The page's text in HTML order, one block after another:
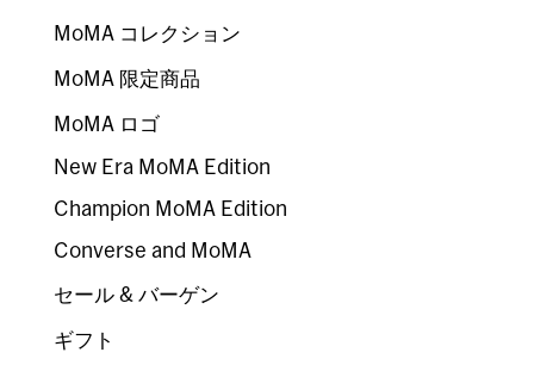
MoMA コレクション
MoMA 限定商品
MoMA ロゴ
New Era MoMA Edition
Champion MoMA Edition
Converse and MoMA
セール & バーゲン
ギフト